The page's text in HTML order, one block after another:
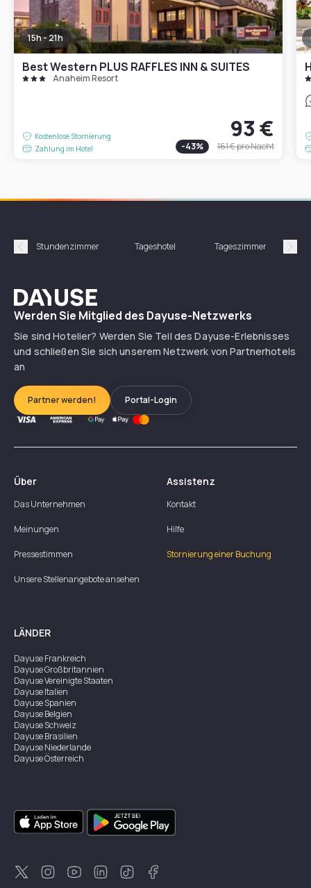
15h - 21h
Best Western PLUS RAFFLES INN & SUITES
Anaheim Resort
Kostenlose Stornierung
Zahlung im Hotel
93 €
-43% 161 €pro Nacht
Précédent
Stundenzimmer Tageshotel Tageszimmer
Dayuse
Werden Sie Mitglied des Dayuse-Netzwerks
Sie sind Hotelier? Werden Sie Teil des Dayuse-Erlebnisses
und schließen Sie sich unserem Netzwerk von Partnerhotels
an
Partner werden! Portal-Login
Über
Das Unternehmen
Meinungen
Pressestimmen
Unsere Stellenangebote ansehen
Assistenz
Kontakt
Hilfe
Stornierung einer Buchung
LÄNDER
DayuseFrankreich
DayuseGroßbritannien
DayuseVereinigte Staaten
DayuseItalien
DayuseSpanien
DayuseBelgien
DayuseSchweiz
DayuseBrasilien
DayuseNiederlande
DayuseÖsterreich
DayuseSingapur
DayuseZweden
DayuseThailand
DayuseNeuseeland
DayuseTürkei